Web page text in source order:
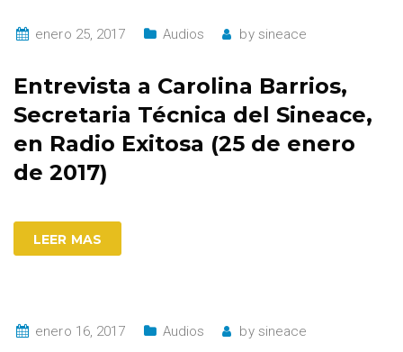
enero 25, 2017 Audios by sineace
Entrevista a Carolina Barrios,
Secretaria Técnica del Sineace,
en Radio Exitosa (25 de enero
de 2017)
LEER MAS
enero 16, 2017 Audios by sineace